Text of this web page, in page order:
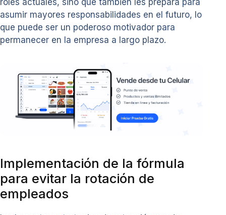
asumir mayores responsabilidades en el futuro, lo
que puede ser un poderoso motivador para
permanecer en la empresa a largo plazo.
Implementación de la fórmula
para evitar la rotación de
empleados